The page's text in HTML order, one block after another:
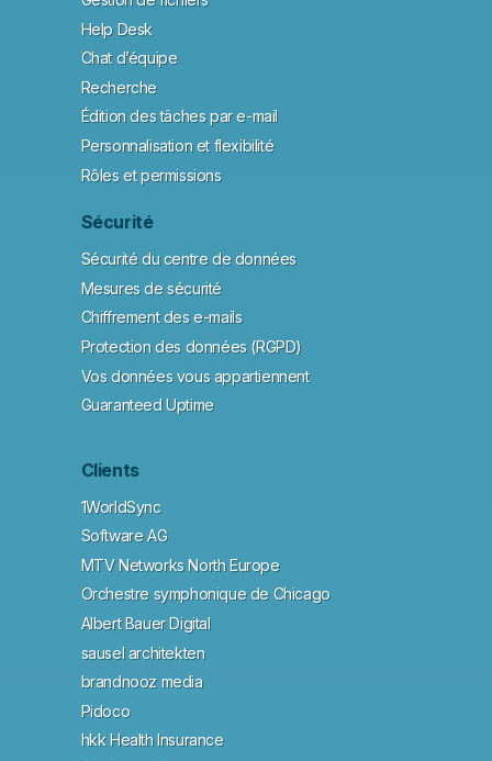
Help Desk
Chat d’équipe
Recherche
Édition des tâches par e-mail
Personnalisation et flexibilité
Rôles et permissions
Sécurité
Sécurité du centre de données
Mesures de sécurité
Chiffrement des e-mails
Protection des données (RGPD)
Vos données vous appartiennent
Guaranteed Uptime
Clients
1WorldSync
Software AG
MTV Networks North Europe
Orchestre symphonique de Chicago
Albert Bauer Digital
sausel architekten
brandnooz media
Pidoco
hkk Health Insurance